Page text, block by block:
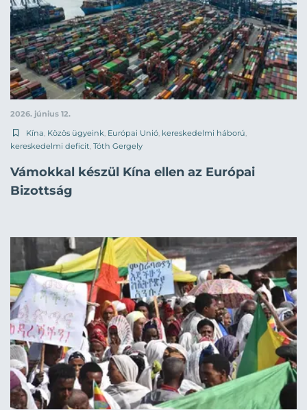
2026. június 12.
Kína, Közös ügyeink, Európai Unió, kereskedelmi háború,
kereskedelmi deficit, Tóth Gergely
Vámokkal készül Kína ellen az Európai
Bizottság